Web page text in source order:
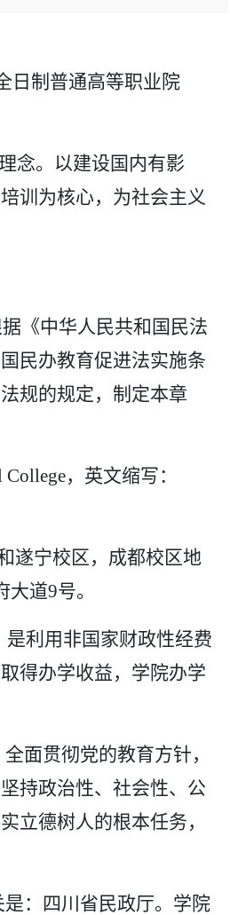
日制普通高等职业院
念。以建设国内有影
训为核心，为社会主义
《中华人民共和国民法
民办教育促进法实施条
规的规定，制定本章
College，英文缩写：
遂宁校区，成都校区地
道9号。
利用非国家财政性经费
得办学收益，学院办学
面贯彻党的教育方针，
持政治性、社会性、公
立德树人的根本任务，
：四川省民政厅。学院